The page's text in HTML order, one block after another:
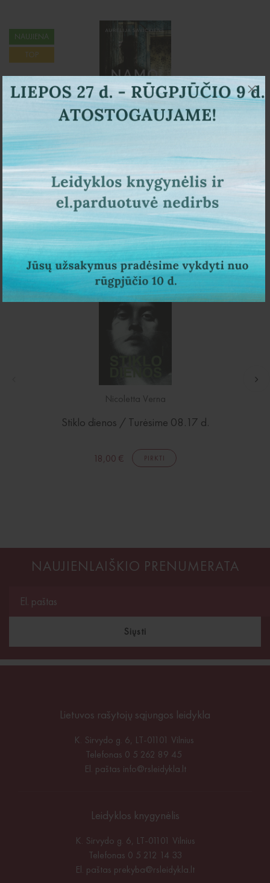
NAUJIENA
TOP
Namo šnabždesiai
15,00 € PIRKTI
NETRUKUS PASIRODYS
REZERVUOK
Nicoletta Verna
Stiklo dienos / Turėsime 08.17 d.
18,00 € PIRKTI
NAUJIENLAIŠKIO PRENUMERATA
Siųsti
Lietuvos rašytojų sąjungos leidykla
K. Sirvydo g. 6, LT-01101 Vilnius
Telefonas 0 5 262 89 45
El. paštas info@rsleidykla.lt
Leidyklos knygynėlis
K. Sirvydo g. 6, LT-01101 Vilnius
Telefonas 0 5 212 14 33
El. paštas prekyba@rsleidykla.lt